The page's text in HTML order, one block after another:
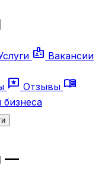
badge Вакансии
reviews Отзывы menu_book
бизнеса
—